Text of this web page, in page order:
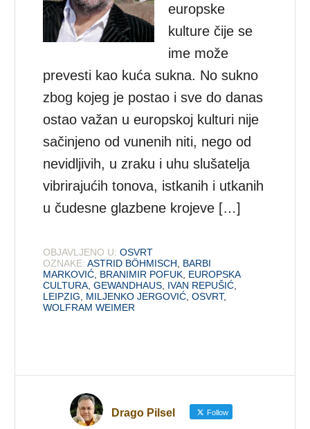
europske
kulture čije se
ime može
prevesti kao kuća sukna. No sukno
zbog kojeg je postao i sve do danas
ostao važan u europskoj kulturi nije
sačinjeno od vunenih niti, nego od
nevidljivih, u zraku i uhu slušatelja
vibrirajućih tonova, istkanih i utkanih
u čudesne glazbene krojeve […]
OBJAVLJENO U: OSVRT
OZNAKE: ASTRID BÖHMISCH
BARBI
MARKOVIĆ BRANIMIR POFUK EUROPSKA
CULTURA ,GEWANDHAUS IVAN REPUŠIĆ
LEIPZIG
MILJENKO JERGOVIĆ ,OSVRT,
WOLFRAM WEIMER
Drago Pilsel Follow